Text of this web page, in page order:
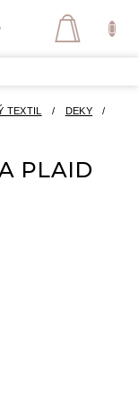
TEXTIL / DEKY
/
PLAID